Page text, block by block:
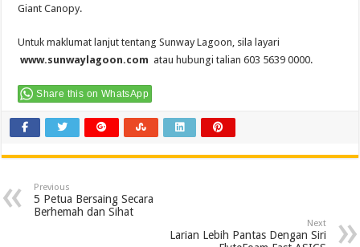
Giant Canopy.
Untuk maklumat lanjut tentang Sunway Lagoon, sila layari
www.sunwaylagoon.com atau hubungi talian 603 5639 0000.
Share this on WhatsApp
Previous
5 Petua Bersaing Secara
Berhemah dan Sihat
Next
Larian Lebih Pantas Dengan Siri